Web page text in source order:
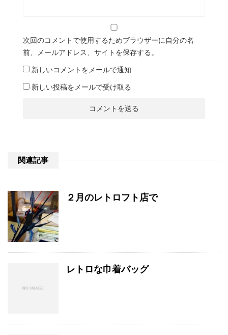
次回のコメントで使用するためブラウザーに自分の名
前、メールアドレス、サイトを保存する。
新しいコメントをメールで通知
新しい投稿をメールで受け取る
関連記事
２月のレトロフト店で
レトロな巾着バッグ